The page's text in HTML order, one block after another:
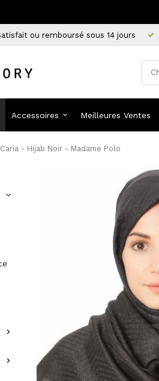
ou remboursé sous 14 jours
Accessoires Meilleures Ventes
Caria - Hijab Noir - Madame Polo